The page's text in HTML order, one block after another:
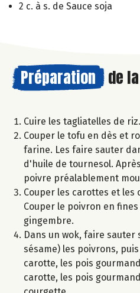
2 c. à s. de Sauce soja
Préparation de la
Cuire les tagliatelles de riz.
Couper le tofu en dès et
farine. Les faire sauter
d'huile de tournesol.
poivre préalablement
Couper les carottes et
Couper le poivron en
gingembre.
Dans un wok, faire
sésame) les poivrons,
carotte, les pois
carotte, les pois